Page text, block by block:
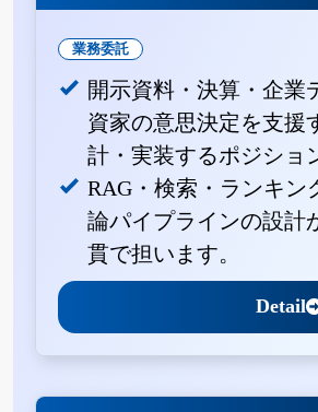
業務委託
開示資料・決算・企業
資家の意思決定を支援
計・実装するポジショ
RAG・検索・ランキン
論パイプラインの設計
貫で担います。
Detail